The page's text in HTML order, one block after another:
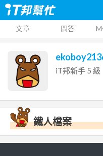
文章 問答
iT邦新手 5 級
鐵人檔案